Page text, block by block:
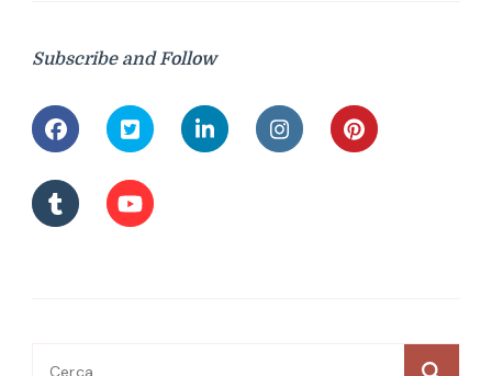
Subscribe and Follow
Ricerca